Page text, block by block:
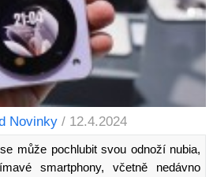
Novinky / 12.4.2024
může pochlubit svou odnoží nubia,
smartphony, včetně nedávno